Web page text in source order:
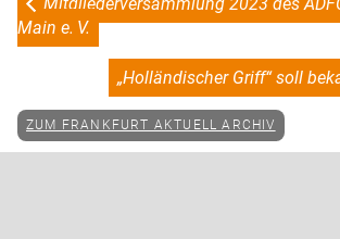
Main e. V.
„Holländischer Griff“ soll
ZUM FRANKFURT AKTUELL ARCHIV